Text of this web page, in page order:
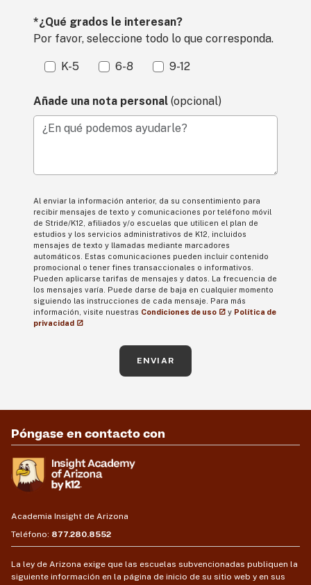
*¿Qué grados le interesan?
Por favor, seleccione todo lo que corresponda.
K-5 6-8 9-12
Añade una nota personal (opcional)
¿En qué podemos ayudarle?
Al enviar la información anterior, da su consentimiento para
recibir mensajes de texto y comunicaciones por teléfono móvil
de Stride/K12, afiliados y/o escuelas que utilicen el plan de
estudios y los servicios administrativos de K12, incluidos
mensajes de texto y llamadas mediante marcadores
automáticos. Estas comunicaciones pueden incluir contenido
promocional o tener fines transaccionales o informativos.
Pueden aplicarse tarifas de mensajes y datos. La frecuencia de
los mensajes varía. Puede darse de baja en cualquier momento
siguiendo las instrucciones de cada mensaje. Para más
información, visite nuestras Condiciones de uso y Política de
privacidad
ENVIAR
Póngase en contacto con
Academia Insight de Arizona
Teléfono: 877.280.8552
La ley de Arizona exige que las escuelas subvencionadas publiquen la
siguiente información en la página de inicio de su sitio web y en sus